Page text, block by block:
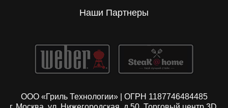
Наши Партнеры
ООО «Гриль Технологии» | ОГРН 1187746484485